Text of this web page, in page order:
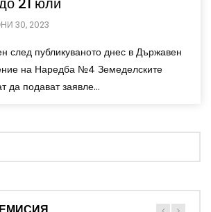
30, 2023
след публикуваното днес в Държавен
на Наредба №4 Земеделските
да подават заявле...